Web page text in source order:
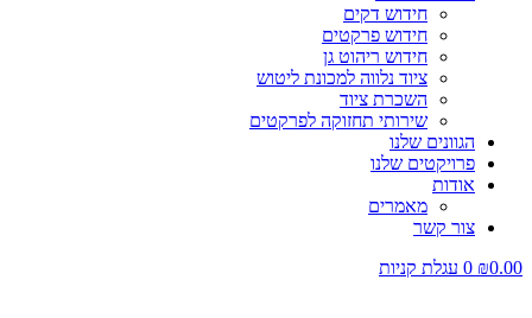
חידוש דקים
חידוש פרקטים
חידוש ריהוט גן
ציוד נלווה למכונת ליטוש
השכרת ציוד
שירותי תחזוקה לפרקטים
הגוונים שלנו
פרויקטים שלנו
אודות
מאמרים
צור קשר
₪0.00
0 עגלת קניות